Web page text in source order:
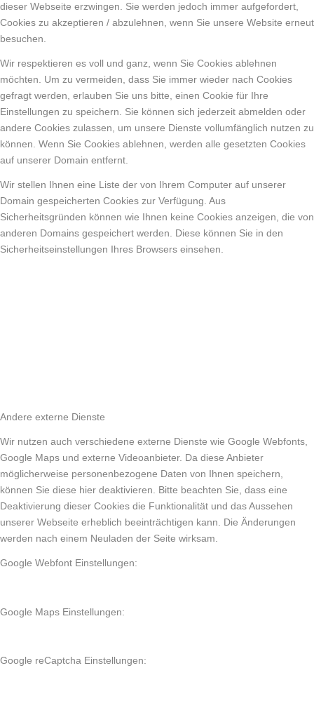
dieser Webseite erzwingen. Sie werden jedoch immer aufgefordert,
Cookies zu akzeptieren / abzulehnen, wenn Sie unsere Website erneut
besuchen.
Wir respektieren es voll und ganz, wenn Sie Cookies ablehnen
möchten. Um zu vermeiden, dass Sie immer wieder nach Cookies
gefragt werden, erlauben Sie uns bitte, einen Cookie für Ihre
Einstellungen zu speichern. Sie können sich jederzeit abmelden oder
andere Cookies zulassen, um unsere Dienste vollumfänglich nutzen zu
können. Wenn Sie Cookies ablehnen, werden alle gesetzten Cookies
auf unserer Domain entfernt.
Wir stellen Ihnen eine Liste der von Ihrem Computer auf unserer
Domain gespeicherten Cookies zur Verfügung. Aus
Sicherheitsgründen können wie Ihnen keine Cookies anzeigen, die von
anderen Domains gespeichert werden. Diese können Sie in den
Sicherheitseinstellungen Ihres Browsers einsehen.
Andere externe Dienste
Wir nutzen auch verschiedene externe Dienste wie Google Webfonts,
Google Maps und externe Videoanbieter. Da diese Anbieter
möglicherweise personenbezogene Daten von Ihnen speichern,
können Sie diese hier deaktivieren. Bitte beachten Sie, dass eine
Deaktivierung dieser Cookies die Funktionalität und das Aussehen
unserer Webseite erheblich beeinträchtigen kann. Die Änderungen
werden nach einem Neuladen der Seite wirksam.
Google Webfont Einstellungen:
Google Maps Einstellungen:
Google reCaptcha Einstellungen: